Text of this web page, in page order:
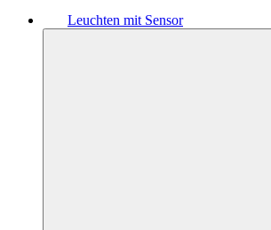
Leuchten mit Sensor